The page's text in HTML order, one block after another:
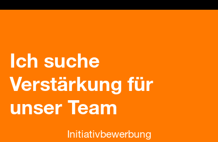
Ich suche
Verstärkung für
unser Team
Initiativbewerbung